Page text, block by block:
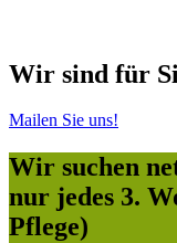
Wir sind für
Mailen Sie uns!
Wir suchen
nur jedes 3.
Pflege)